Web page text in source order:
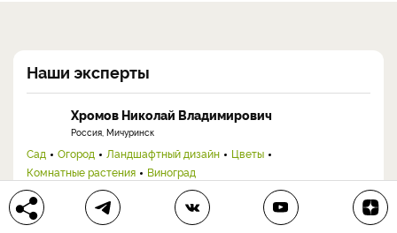
Наши эксперты
Хромов Николай Владимирович
Россия, Мичуринск
Сад Огород Ландшафтный дизайн
Цветы
Комнатные растения
Виноград
Ученый-агроном с 30+ лет практики. Кандидат с.-х. наук, старший
научный сотрудник ФНЦ им. И.В. Мичурина, ...